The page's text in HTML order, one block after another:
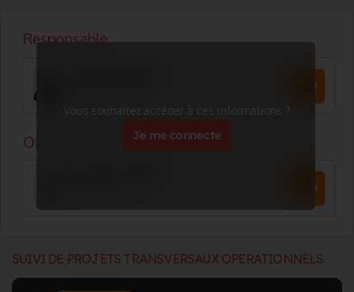
Vous souhaitez accéder à ces informations ?
Je me connecte
SUIVI DE PROJETS TRANSVERSAUX OPERATIONNELS